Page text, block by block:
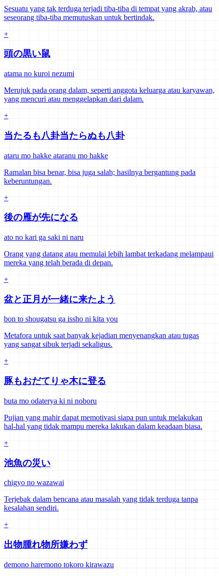
Sesuatu yang tak terduga terjadi tiba-tiba di tempat yang akrab, atau
seseorang tiba-tiba memutuskan untuk bertindak.
+
頭の黒い鼠
atama no kuroi nezumi
Merujuk pada orang dalam, seperti anggota keluarga atau karyawan,
yang mencuri atau menggelapkan dari dalam.
+
当たるも八卦当たらぬも八卦
ataru mo hakke ataranu mo hakke
Ramalan bisa benar, bisa juga salah; hasilnya bergantung pada
keberuntungan.
+
後の雁が先になる
ato no kari ga saki ni naru
Orang yang datang atau memulai lebih lambat terkadang melampaui
mereka yang telah berada di depan.
+
盆と正月が一緒に来たよう
bon to shougatsu ga issho ni kita you
Metafora untuk saat banyak kejadian menyenangkan atau tugas
yang sangat sibuk terjadi sekaligus.
+
豚もおだてりゃ木に登る
buta mo odaterya ki ni noboru
Pujian yang mahir dapat memotivasi siapa pun untuk melakukan
hal-hal yang tidak mampu mereka lakukan dalam keadaan biasa.
+
池魚の災い
chigyo no wazawai
Terjebak dalam bencana atau masalah yang tidak terduga tanpa
kesalahan sendiri.
+
出物腫れ物所嫌わず
demono haremono tokoro kirawazu